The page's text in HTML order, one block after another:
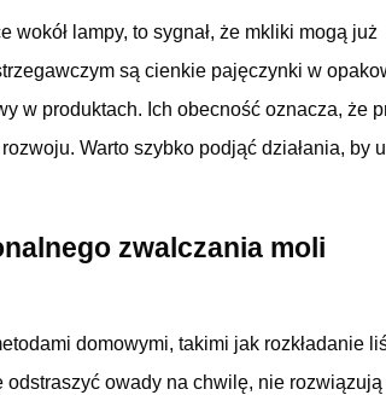
lampy, to sygnał, że mkliki mogą już
są cienkie pajęczynki w
w produktach. Ich obecność oznacza, że
Warto szybko podjąć działania, by
zwalczania moli
domowymi, takimi jak rozkładanie
odstraszyć owady na chwilę, nie